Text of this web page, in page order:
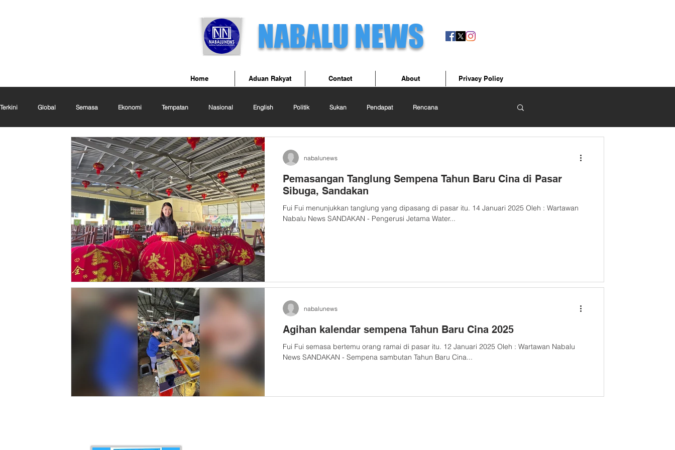
NABALU NEWS
Terkini Global Semasa Ekonomi Tempatan Nasional English Politik Sukan Pendapat Rencana
Pemasangan Tanglung Sempena Tahun Baru Cina di Pasar
Sibuga, Sandakan
Fui Fui menunjukkan tanglung yang dipasang di pasar itu. 14 Januari 2025 Oleh : Wartawan
Nabalu News SANDAKAN - Pengerusi Jetama Water...
nabalunews
Agihan kalendar sempena Tahun Baru Cina 2025
Fui Fui semasa bertemu orang ramai di pasar itu. 12 Januari 2025 Oleh : Wartawan Nabalu
News SANDAKAN - Sempena sambutan Tahun Baru Cina...
nabalunews
Home Aduan Rakyat Contact About Privacy Policy